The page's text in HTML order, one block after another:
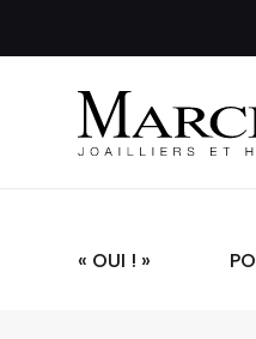
« OUI ! »